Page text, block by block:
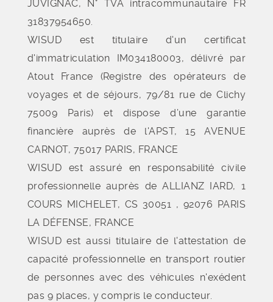
JUVIGNAC, N° TVA intracommunautaire FR
31837954650.
WISUD est titulaire d'un certificat
d'immatriculation IM034180003, délivré par
Atout France (Registre des opérateurs de
voyages et de séjours, 79/81 rue de Clichy
75009 Paris) et dispose d’une garantie
financière auprès de l'APST, 15 AVENUE
CARNOT, 75017 PARIS, FRANCE
WISUD est assuré en responsabilité civile
professionnelle auprès de ALLIANZ IARD, 1
COURS MICHELET, CS 30051 , 92076 PARIS
LA DÉFENSE, FRANCE
WISUD est aussi titulaire de l'attestation de
capacité professionnelle en transport routier
de personnes avec des véhicules n'exédent
pas 9 places, y compris le conducteur.